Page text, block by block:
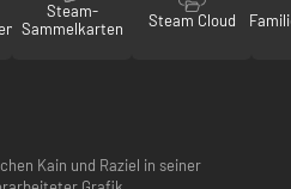
Steam-
Sammelkarten
Steam Cloud
Kain und Raziel in seiner